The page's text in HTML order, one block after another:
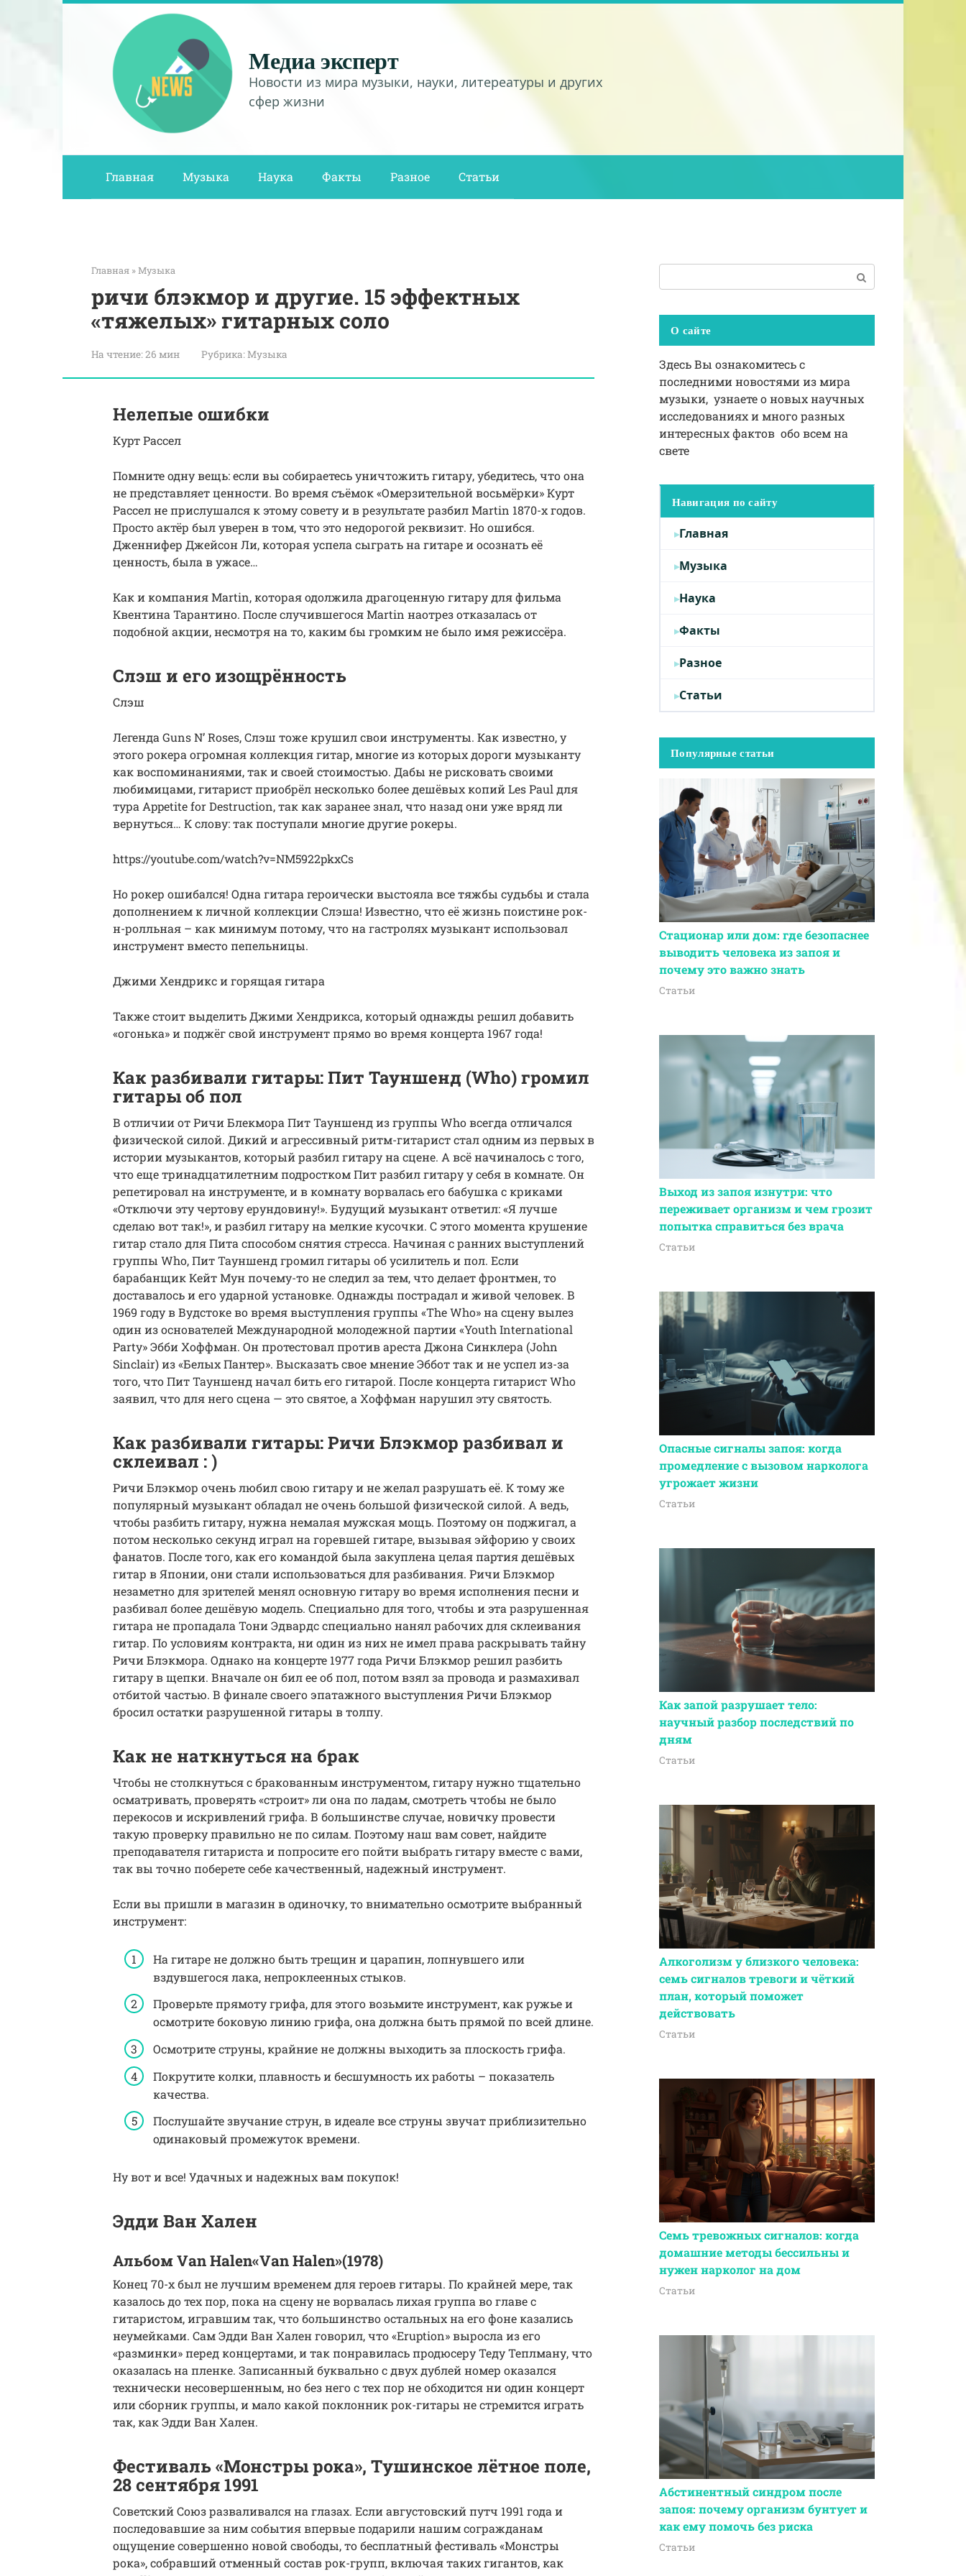
Медиа эксперт
Новости из мира музыки, науки, литереатуры и других
сфер жизни
Главная Музыка Наука Факты Разное Статьи
Главная »Музыка
​ричи блэкмор и другие. 15 эффектных
«тяжелых» гитарных соло
На чтение:26 мин Рубрика:Музыка
Нелепые ошибки
Курт Рассел
Помните одну вещь: если вы собираетесь уничтожить гитару, убедитесь, что она
не представляет ценности. Во время съёмок «Омерзительной восьмёрки» Курт
Рассел не прислушался к этому совету и в результате разбил Martin 1870-х годов.
Просто актёр был уверен в том, что это недорогой реквизит. Но ошибся.
Дженнифер Джейсон Ли, которая успела сыграть на гитаре и осознать её
ценность, была в ужасе…
Как и компания Martin, которая одолжила драгоценную гитару для фильма
Квентина Тарантино. После случившегося Martin наотрез отказалась от
подобной акции, несмотря на то, каким бы громким не было имя режиссёра.
Слэш и его изощрённость
Слэш
Легенда Guns N’ Roses, Слэш тоже крушил свои инструменты. Как известно, у
этого рокера огромная коллекция гитар, многие из которых дороги музыканту
как воспоминаниями, так и своей стоимостью. Дабы не рисковать своими
любимицами, гитарист приобрёл несколько более дешёвых копий Les Paul для
тура Appetite for Destruction, так как заранее знал, что назад они уже вряд ли
вернуться… К слову: так поступали многие другие рокеры.
https://youtube.com/watch?v=NM5922pkxCs
Но рокер ошибался! Одна гитара героически выстояла все тяжбы судьбы и стала
дополнением к личной коллекции Слэша! Известно, что её жизнь поистине рок-
н-ролльная – как минимум потому, что на гастролях музыкант использовал
инструмент вместо пепельницы.
Джими Хендрикс и горящая гитара
Также стоит выделить Джими Хендрикса, который однажды решил добавить
«огонька» и поджёг свой инструмент прямо во время концерта 1967 года!
Как разбивали гитары: Пит Тауншенд (Who) громил
гитары об пол
В отличии от Ричи Блекмора Пит Тауншенд из группы Who всегда отличался
физической силой. Дикий и агрессивный ритм-гитарист стал одним из первых в
истории музыкантов, который разбил гитару на сцене. А всё начиналось с того,
что еще тринадцатилетним подростком Пит разбил гитару у себя в комнате. Он
репетировал на инструменте, и в комнату ворвалась его бабушка с криками
«Отключи эту чертову ерундовину!». Будущий музыкант ответил: «Я лучше
сделаю вот так!», и разбил гитару на мелкие кусочки. С этого момента крушение
гитар стало для Пита способом снятия стресса. Начиная с ранних выступлений
группы Who, Пит Тауншенд громил гитары об усилитель и пол. Если
барабанщик Кейт Мун почему-то не следил за тем, что делает фронтмен, то
доставалось и его ударной установке. Однажды пострадал и живой человек. В
1969 году в Вудстоке во время выступления группы «The Who» на сцену вылез
один из основателей Международной молодежной партии «Youth International
Party» Эбби Хоффман. Он протестовал против ареста Джона Синклера (John
Sinclair) из «Белых Пантер». Высказать свое мнение Эббот так и не успел из-за
того, что Пит Тауншенд начал бить его гитарой. После концерта гитариcт Who
заявил, что для него сцена — это святое, а Хоффман нарушил эту святость.
Как разбивали гитары: Ричи Блэкмор разбивал и
склеивал : )
Ричи Блэкмор очень любил свою гитару и не желал разрушать её. К тому же
популярный музыкант обладал не очень большой физической силой. А ведь,
чтобы разбить гитару, нужна немалая мужская мощь. Поэтому он поджигал, а
потом несколько секунд играл на горевшей гитаре, вызывая эйфорию у своих
фанатов. После того, как его командой была закуплена целая партия дешёвых
гитар в Японии, они стали использоваться для разбивания. Ричи Блэкмор
незаметно для зрителей менял основную гитару во время исполнения песни и
разбивал более дешёвую модель. Специально для того, чтобы и эта разрушенная
гитара не пропадала Тони Эдвардс специально нанял рабочих для склеивания
гитар. По условиям контракта, ни один из них не имел права раскрывать тайну
Ричи Блэкмора. Однако на концерте 1977 года Ричи Блэкмор решил разбить
гитару в щепки. Вначале он бил ее об пол, потом взял за провода и размахивал
отбитой частью. В финале своего эпатажного выступления Ричи Блэкмор
бросил остатки разрушенной гитары в толпу.
Как не наткнуться на брак
Чтобы не столкнуться с бракованным инструментом, гитару нужно тщательно
осматривать, проверять «строит» ли она по ладам, смотреть чтобы не было
перекосов и искривлений грифа. В большинстве случае, новичку провести
такую проверку правильно не по силам. Поэтому наш вам совет, найдите
преподавателя гитариста и попросите его пойти выбрать гитару вместе с вами,
так вы точно поберете себе качественный, надежный инструмент.
Если вы пришли в магазин в одиночку, то внимательно осмотрите выбранный
инструмент:
На гитаре не должно быть трещин и царапин, лопнувшего или
вздувшегося лака, непроклеенных стыков.
Проверьте прямоту грифа, для этого возьмите инструмент, как ружье и
осмотрите боковую линию грифа, она должна быть прямой по всей длине.
Осмотрите струны, крайние не должны выходить за плоскость грифа.
Покрутите колки, плавность и бесшумность их работы – показатель
качества.
Послушайте звучание струн, в идеале все струны звучат приблизительно
одинаковый промежуток времени.
Ну вот и все! Удачных и надежных вам покупок!
Эдди Ван Хален
Альбом Van Halen«Van Halen»(1978)
Конец 70-х был не лучшим временем для героев гитары. По крайней мере, так
казалось до тех пор, пока на сцену не ворвалась лихая группа во главе с
гитаристом, игравшим так, что большинство остальных на его фоне казались
неумейками. Сам Эдди Ван Хален говорил, что «Eruption» выросла из его
«разминки» перед концертами, и так понравилась продюсеру Теду Теплману, что
оказалась на пленке. Записанный буквально с двух дублей номер оказался
технически несовершенным, но без него с тех пор не обходится ни один концерт
или сборник группы, и мало какой поклонник рок-гитары не стремится играть
так, как Эдди Ван Хален.
Фестиваль «Монстры рока», Тушинское лётное поле,
28 сентября 1991
Советский Союз разваливался на глазах. Если августовский путч 1991 года и
последовавшие за ним события впервые подарили нашим согражданам
ощущение совершенно новой свободы, то бесплатный фестиваль «Монстры
рока», собравший отменный состав рок-групп, включая таких гигантов, как
О сайте
Здесь Вы ознакомитесь с
последними новостями из мира
музыки, узнаете о новых научных
исследованиях и много разных
интересных фактов обо всем на
свете
Навигация по сайту
Главная
Музыка
Наука
Факты
Разное
Статьи
Популярные статьи
Стационар или дом: где безопаснее
выводить человека из запоя и
почему это важно знать
Статьи
Выход из запоя изнутри: что
переживает организм и чем грозит
попытка справиться без врача
Статьи
Опасные сигналы запоя: когда
промедление с вызовом нарколога
угрожает жизни
Статьи
Как запой разрушает тело:
научный разбор последствий по
дням
Статьи
Алкоголизм у близкого человека:
семь сигналов тревоги и чёткий
план, который поможет
действовать
Статьи
Семь тревожных сигналов: когда
домашние методы бессильны и
нужен нарколог на дом
Статьи
Абстинентный синдром после
запоя: почему организм бунтует и
как ему помочь без риска
Статьи